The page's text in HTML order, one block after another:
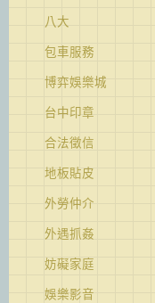
八大
包車服務
博弈娛樂城
台中印章
合法徵信
地板貼皮
外勞仲介
外遇抓姦
妨礙家庭
娛樂影音